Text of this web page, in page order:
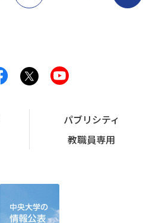
パブリシティ
教職員専用